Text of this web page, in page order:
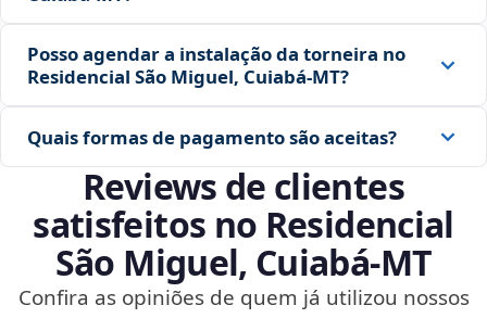
Posso agendar a instalação da torneira no
Residencial São Miguel, Cuiabá‑MT?
Quais formas de pagamento são aceitas?
Reviews de clientes
satisfeitos no Residencial
São Miguel, Cuiabá‑MT
Confira as opiniões de quem já utilizou nossos